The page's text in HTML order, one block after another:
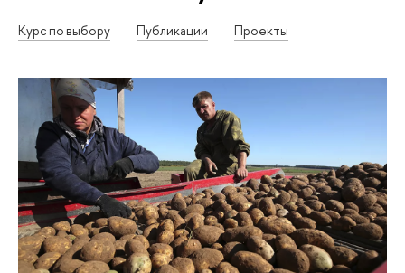
Курс по выбору Публикации Проекты